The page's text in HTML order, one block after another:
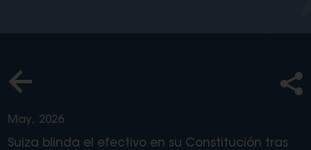
May, 2026
Suiza blinda el efectivo en su Constitución tras